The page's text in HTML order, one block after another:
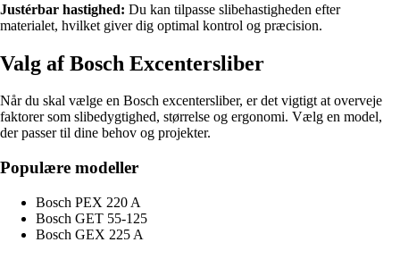
Justérbar hastighed: Du kan tilpasse slibehastigheden efter
materialet, hvilket giver dig optimal kontrol og præcision.
Valg af Bosch Excentersliber
Når du skal vælge en Bosch excentersliber, er det vigtigt at overveje
faktorer som slibedygtighed, størrelse og ergonomi. Vælg en model,
der passer til dine behov og projekter.
Populære modeller
Bosch PEX 220 A
Bosch GET 55-125
Bosch GEX 225 A